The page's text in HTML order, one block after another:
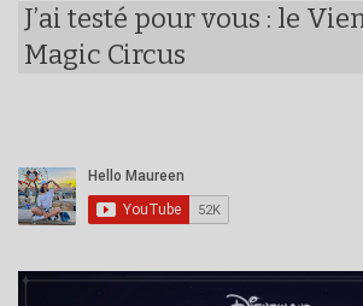
J’ai testé pour vous : le
Magic Circus